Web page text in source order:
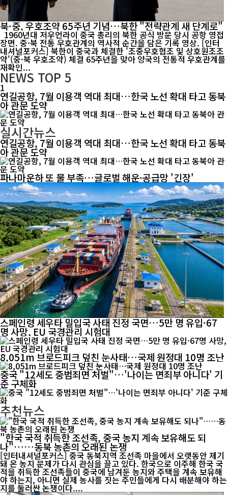
북·중, 우호조약 65주년 기념…북한 "전략관계 새 단계로"
장면. 중·북 전통 우호관계의 역사적 순간을 담은 기록 영상. [인터
내셔널포커스] 북한이 중국과 체결한 '조중우호협조 및 상호원조조
약'(중·북 우호조약) 체결 65주년을 맞아 양국의 전통적 우호관계를
재확인...
NEWS TOP 5
1
연길공항, 7월 이용객 역대 최대…한국 노선 확대 타고 동북
아 관문 도약
실시간뉴스
연길공항, 7월 이용객 역대 최대…한국 노선 확대 타고 동북
아 관문 도약
파나마운하 또 물 부족…글로벌 해운·공급망 '긴장'
스페인령 세우타 밀입국 사태 진정 국면…5만 명 유입·67
명 사망, EU 국경관리 시험대
8,051m 브로드피크 덮친 눈사태…국제 원정대 10명 조난
중국 "12세도 중범죄면 처벌"…'나이는 면죄부 아니다' 기
준 구체화
추천뉴스
"한국 국적 취득한 조선족, 중국 농지 계속 보유해도 되
나"……동북 농촌의 오래된 논쟁
[인터내셔널포커스] 중국 동북지역 조선족 마을에서 오랫동안 제기
돼 온 농지 문제가 다시 관심을 끌고 있다. 한국으로 이주해 한국 국
적을 취득한 조선족들이 중국에 남겨둔 농지와 주택을 계속 보유해
야 하는지, 아니면 실제 농사를 짓는 주민들에게 다시 배분해야 하는
지를 둘러싼 논쟁이다....